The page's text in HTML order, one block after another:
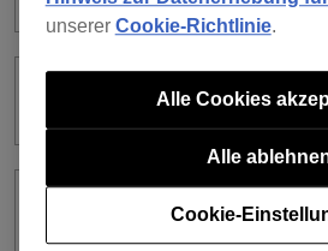
Was ist die
Die Scrollleiste reagiert nicht,
berührt wird.
unserer Cookie-Richtlinie.
Cookie-
Alle
Alle Cookies